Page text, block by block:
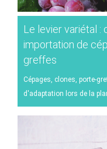
Le levier variétal :
importation de
greffes
Cépages, clones, porte-
d'adaptation lors de la